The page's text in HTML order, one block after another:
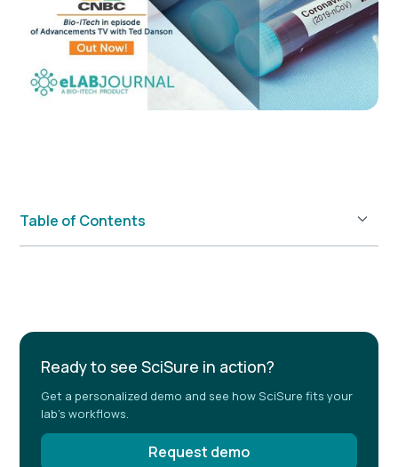
Table of Contents
Ready to see SciSure in action?
Get a personalized demo and see how SciSure fits your
lab's workflows.
Request demo